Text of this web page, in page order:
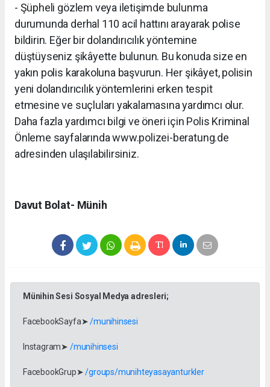
- Şüpheli gözlem veya iletişimde bulunma
durumunda derhal 110 acil hattını arayarak polise
bildirin. Eğer bir dolandırıcılık yöntemine
düştüyseniz şikâyette bulunun. Bu konuda size en
yakın polis karakoluna başvurun. Her şikâyet, polisin
yeni dolandırıcılık yöntemlerini erken tespit
etmesine ve suçluları yakalamasına yardımcı olur.
Daha fazla yardımcı bilgi ve öneri için Polis Kriminal
Önleme sayfalarında www.polizei-beratung.de
adresinden ulaşılabilirsiniz.
Davut Bolat- Münih
Münihin Sesi Sosyal Medya adresleri;
FacebookSayfa➤/munihinsesi
Instagram➤ /munihinsesi
FacebookGrup➤/groups/munihteyasayanturkler